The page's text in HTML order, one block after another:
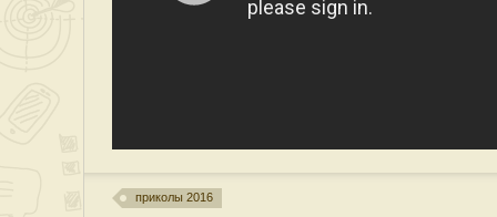
приколы 2016